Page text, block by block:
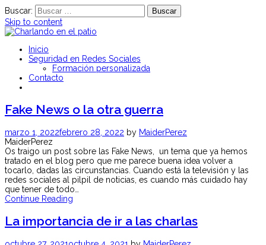
Buscar:
Skip to content
Charlando en el patio
Charlas y Talleres para padres y jóvenes sobre Seguridad en Redes
Sociales
Inicio
Seguridad en Redes Sociales
Formación personalizada
Contacto
Fake News o la otra guerra
marzo 1, 2022febrero 28, 2022 by MaiderPerez
MaiderPerez
Os traigo un post sobre las Fake News, un tema que ya hemos
tratado en el blog pero que me parece buena idea volver a
tocarlo, dadas las circunstancias. Cuando está la televisión y las
redes sociales al pilpil de noticias, es cuando más cuidado hay
que tener de todo…
Continue Reading
La importancia de ir a las charlas